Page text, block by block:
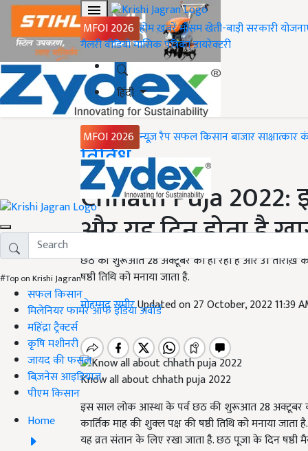
MFOI 2026 होमख़बरेंमौसमखेती-बाड़ीसरकारी
गैलरीवीडियोमासिक पत्रिकाडायरेक्टरी
हिंदी
MFOI 2026 न्यूज़ रैपसफल किसानबाजारसाक्षात्कार
#Top on Krishi Jagran
सफल किसान
मिलेनियर फार्मर ऑफ इंडिया अवॉर्ड
महिंद्रा ट्रैक्टर्स
कृषि मशीनरी
जायद की फसल
बिज़नेस आइडियाज
पीएम किसान
Home
Home
विविध
Chhath Puja 2022:
और यह दिन होता है
छठ की शुरूआत 28 अक्टूबर को हो रही है और 31 तारीख़
षष्ठी तिथि को मनाया जाता है.
मोहम्मद समीरUpdated on 27 October, 2022 11:39
Know all about chhath puja 2022
इस साल लोक आस्था के पर्व छठ की शुरूआत 28 अक्टूबर को
कार्तिक माह की शुक्ल पक्ष की षष्ठी तिथि को मनाया
यह व्रत संतान के लिए रखा जाता है. छठ पूजा के दिन षष्ठी